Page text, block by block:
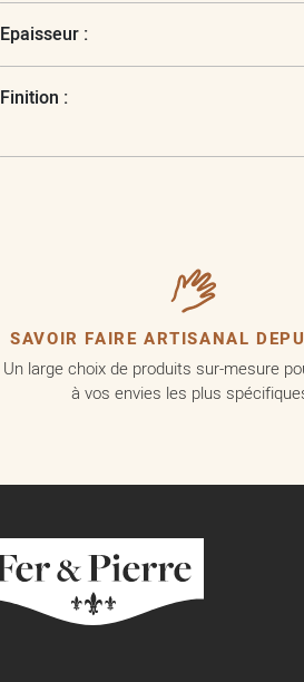
Epaisseur :
Finition :
SAVOIR FAIRE ARTISANAL
Un large choix de produits sur-mesure
à vos envies les plus